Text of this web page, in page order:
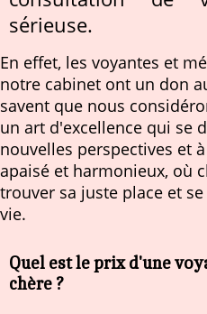
sérieuse.
En effet, les voyantes et
notre cabinet ont un don
savent que nous
un art d'excellence qui se
nouvelles perspectives et
apaisé et harmonieux, où
trouver sa juste place et
vie.
Quel est le prix d'une
chère ?